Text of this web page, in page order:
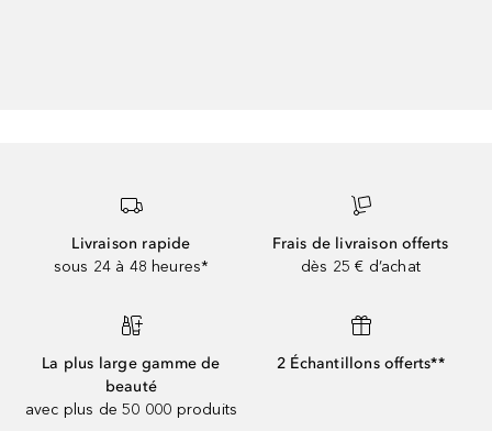
Livraison rapide
sous 24 à 48 heures*
Frais de livraison offerts
dès 25 € d’achat
La plus large gamme de
beauté
avec plus de 50 000 produits
2 Échantillons offerts**